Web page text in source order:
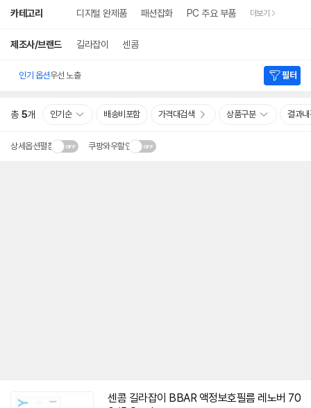
카테고리 디지털 완제품 패션잡화 PC 주요 부품 더보기
제조사/브랜드 길라잡이 센콤
인기 옵션우선 노출 필터
총 5개 인기순 배송비포함 가격대검색 상품구분 결과
상세옵션펼침 쿠팡와우할인
센콤 길라잡이 BBAR 액정보호필름 레노버 70